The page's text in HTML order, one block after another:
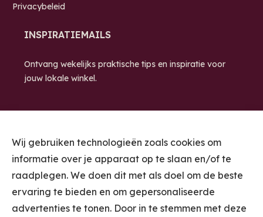
Wij gebruiken technologieën zoals cookies om
informatie over je apparaat op te slaan en/of te
raadplegen. We doen dit met als doel om de beste
ervaring te bieden en om gepersonaliseerde
advertenties te tonen. Door in te stemmen met deze
Privacybeleid
INSPIRATIEMAILS
Ontvang wekelijks praktische tips en inspiratie voor
jouw lokale winkel.
STUUR ME DE
INSPIRATIEMAILS